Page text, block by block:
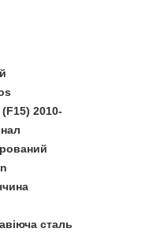
2010-
сталь